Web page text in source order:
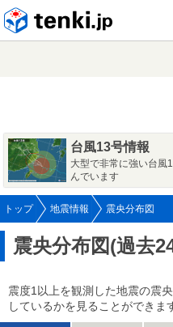
台風13号情報
大型で非常に強い台風
んでいます
トップ 地震情報 震央分布図
震央分布図(過去
震度1以上を観測した地震の震
しているかを見ることができま